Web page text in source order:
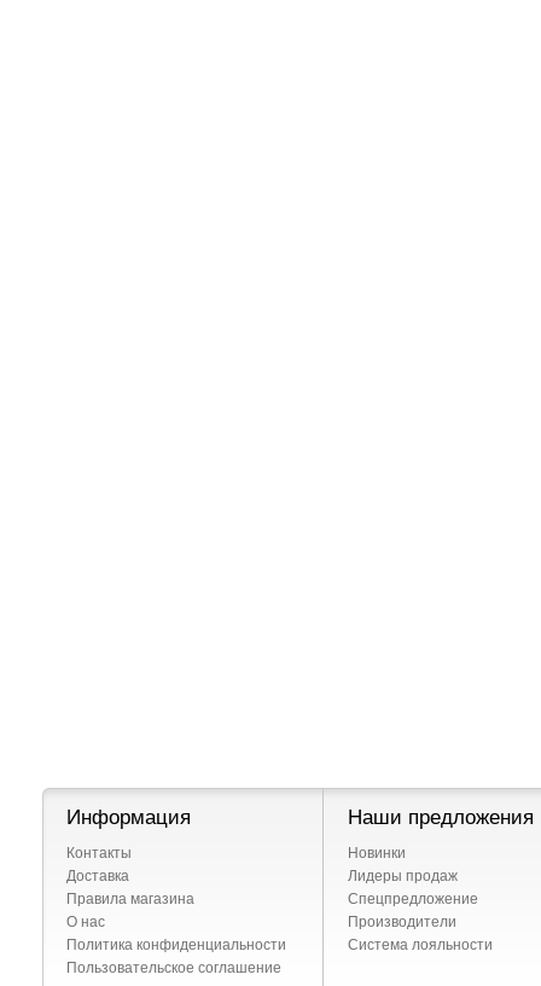
Информация
Контакты
Доставка
Правила магазина
О нас
Политика конфиденциальности
Пользовательское соглашение
Наши предложения
Новинки
Лидеры продаж
Спецпредложение
Производители
Система лояльности